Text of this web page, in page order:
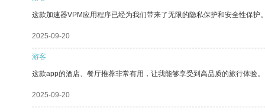
这款加速器VPM应用程序已经为我们带来了无限的隐私保护和安全性保护
2025-09-20
游客
这款app的酒店、餐厅推荐非常有用，让我能够享受到高品质的旅行体验。
2025-09-20